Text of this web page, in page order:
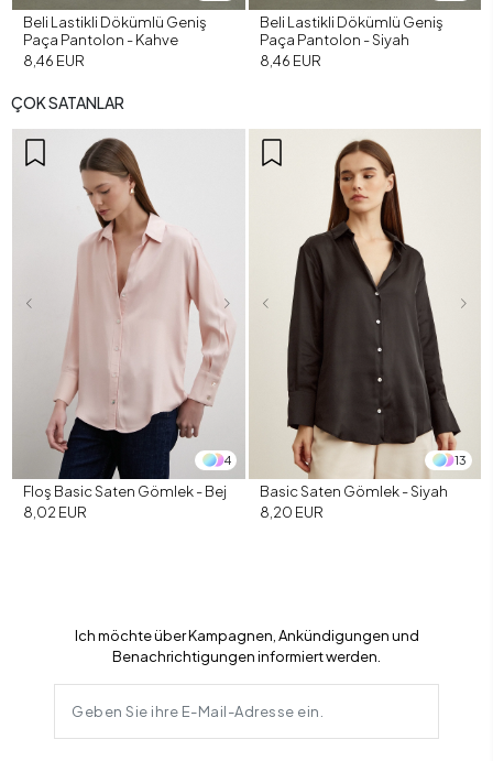
Beli Lastikli Dökümlü Geniş
Paça Pantolon - Kahve
8,46 EUR
Beli Lastikli Dökümlü Geniş
Paça Pantolon - Siyah
8,46 EUR
ÇOK SATANLAR
4
Floş Basic Saten Gömlek - Bej
8,02 EUR
13
Basic Saten Gömlek - Siyah
8,20 EUR
Ich möchte über Kampagnen, Ankündigungen und
Benachrichtigungen informiert werden.